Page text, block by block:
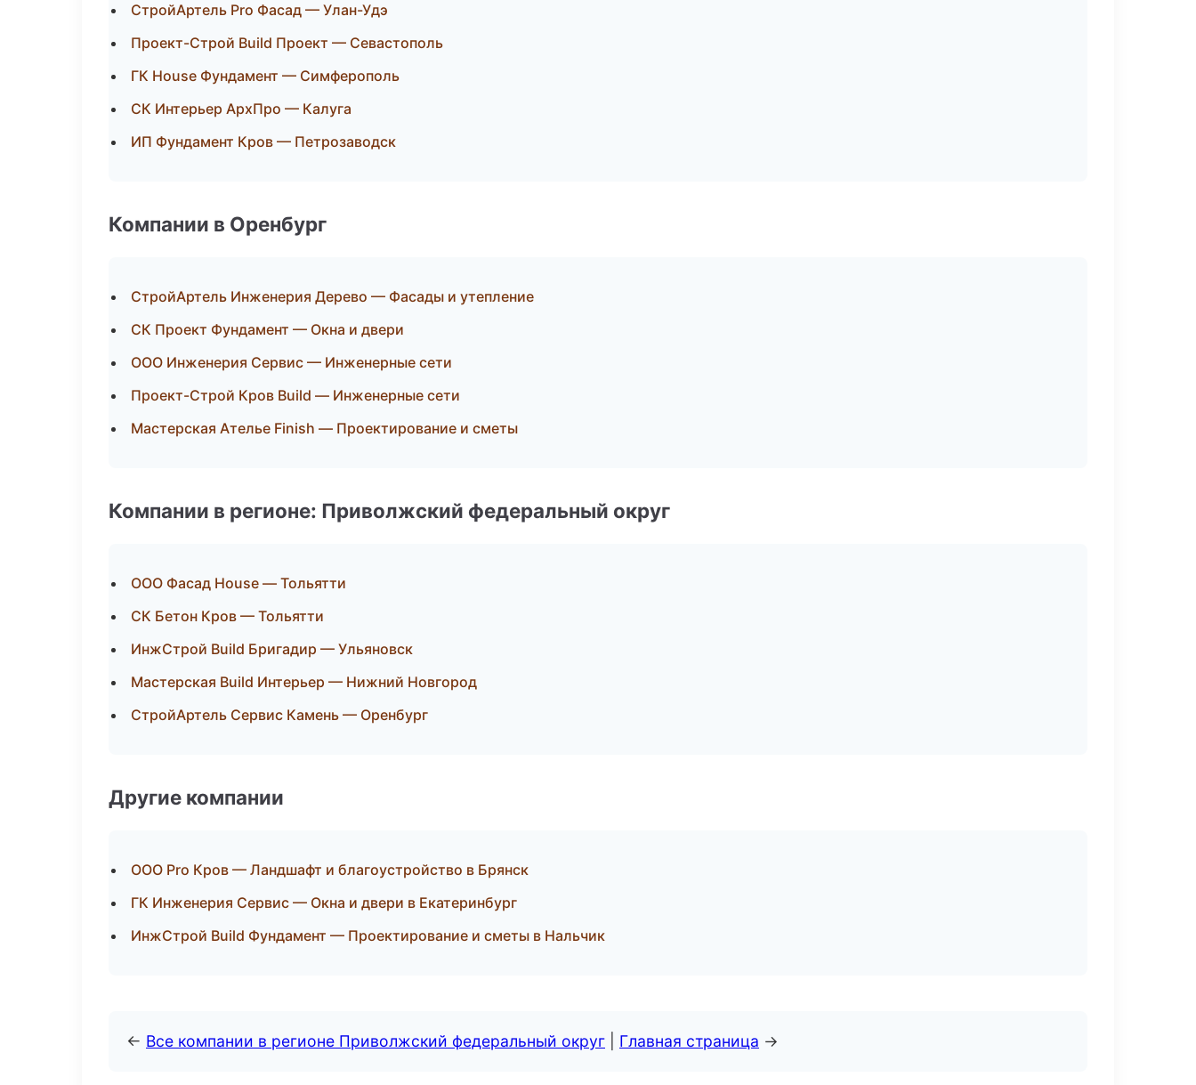
СтройАртель Pro Фасад — Улан-Удэ
Проект-Строй Build Проект — Севастополь
ГК House Фундамент — Симферополь
СК Интерьер АрхПро — Калуга
ИП Фундамент Кров — Петрозаводск
Компании в Оренбург
СтройАртель Инженерия Дерево — Фасады и утепление
СК Проект Фундамент — Окна и двери
ООО Инженерия Сервис — Инженерные сети
Проект-Строй Кров Build — Инженерные сети
Мастерская Ателье Finish — Проектирование и сметы
Компании в регионе: Приволжский федеральный округ
ООО Фасад House — Тольятти
СК Бетон Кров — Тольятти
ИнжСтрой Build Бригадир — Ульяновск
Мастерская Build Интерьер — Нижний Новгород
СтройАртель Сервис Камень — Оренбург
Другие компании
ООО Pro Кров — Ландшафт и благоустройство в Брянск
ГК Инженерия Сервис — Окна и двери в Екатеринбург
ИнжСтрой Build Фундамент — Проектирование и сметы в Нальчик
← Все компании в регионе Приволжский федеральный округ Главная страница →